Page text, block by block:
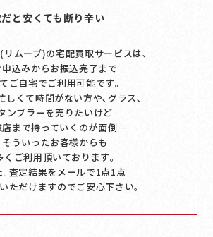
と安くても断り辛い
リムーブ)の宅配買取サービスは､
申込みからお振込完了まで
ご自宅でご利用可能です｡
しくて時間がない方や､グラス､
ンブラーを売りたいけど
店まで持っていくのが面倒…
そういったお客様からも
くご利用頂いております｡
｡査定結果をメールで1点1点
ただけますのでご安心下さい｡